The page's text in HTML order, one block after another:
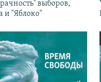
выборов,
и "Яблоко"